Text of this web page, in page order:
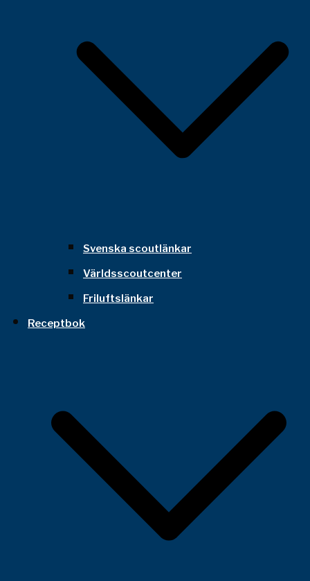
Svenska scoutlänkar
Världsscoutcenter
Friluftslänkar
Receptbok